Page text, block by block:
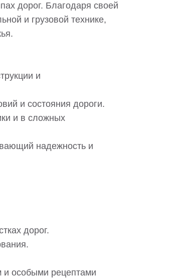
дорог. Благодаря своей
и грузовой технике,
и
и состояния дороги.
и в сложных
надежность и
дорог.
особыми рецептами